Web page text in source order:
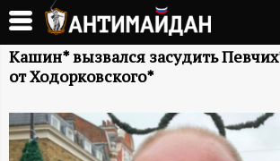
Перейти
основному
содержанию
А
Т
Кашин* вызвался засудить
от Ходорковского*